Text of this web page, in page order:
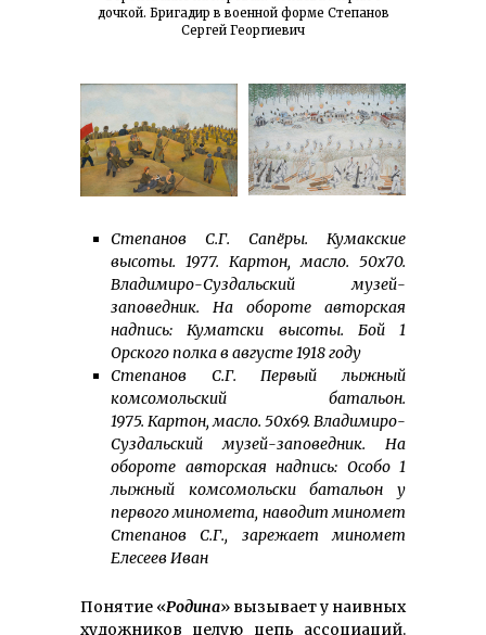
дочкой. Бригадир в военной форме Степанов
Сергей Георгиевич
Степанов С.Г. Сапёры. Кумакские
высоты. 1977. Картон, масло. 50х70.
Владимиро-Суздальский музей-
заповедник. На обороте авторская
надпись: Куматски высоты. Бой 1
Орского полка в августе 1918 году
Степанов С.Г. Первый лыжный
комсомольский батальон.
1975. Картон, масло. 50х69. Владимиро-
Суздальский музей-заповедник. На
обороте авторская надпись: Особо 1
лыжный комсомольски батальон у
первого миномета, наводит миномет
Степанов С.Г., зарежает миномет
Елесеев Иван
Понятие «Родина» вызывает у наивных
художников целую цепь ассоциаций.